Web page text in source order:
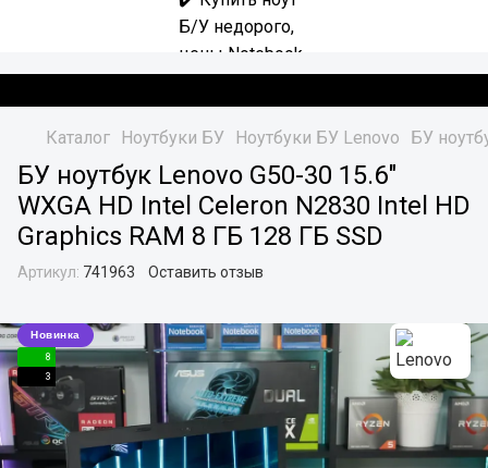
Каталог Ноутбуки БУ Ноутбуки БУ Lenovo БУ
БУ ноутбук Lenovo G50-30 15.6"
WXGA HD Intel Celeron N2830 Intel HD
Graphics RAM 8 ГБ 128 ГБ SSD
Артикул: 741963 Оставить отзыв
Новинка
8
3